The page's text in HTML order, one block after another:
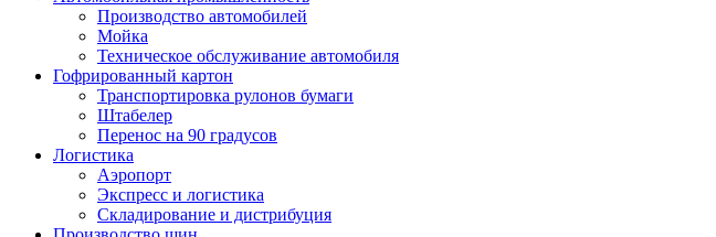
Производство автомобилей
Мойка
Техническое обслуживание автомобиля
Гофрированный картон
Транспортировка рулонов бумаги
Штабелер
Перенос на 90 градусов
Логистика
Аэропорт
Экспресс и логистика
Складирование и дистрибуция